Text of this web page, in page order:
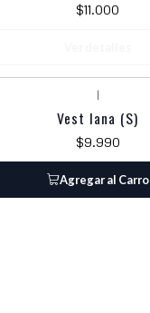
$11.000
|
Vest lana (S)
$9.990
Agregar al Carro